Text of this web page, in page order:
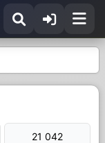
21 042